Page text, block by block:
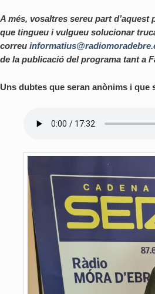
A més, vosaltres sereu part
que tingueu i vulgueu solucionar
correu
de la publicació del programa tant a
Uns dubtes que seran anònims i